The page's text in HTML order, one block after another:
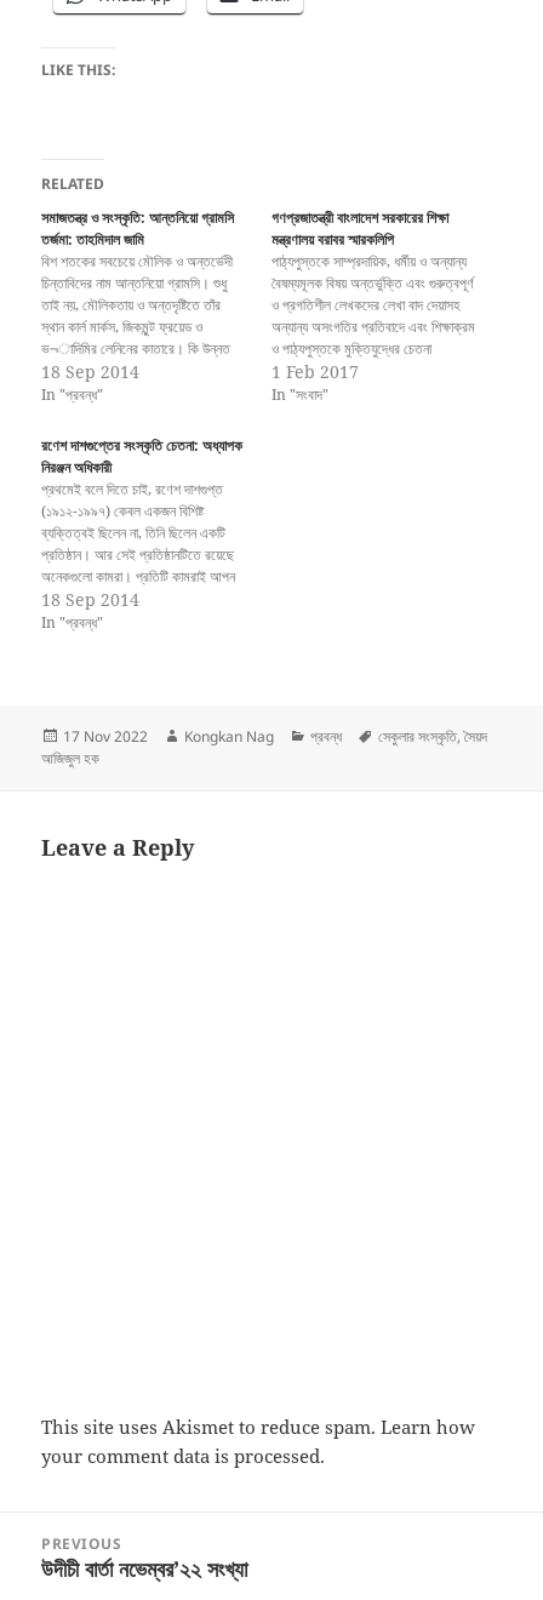
LIKE THIS:
RELATED
সমাজতন্ত্র ও সংস্কৃতি: আন্তনিয়ো গ্রামসি
তর্জমা: তাহমিদাল জামি
বিশ শতকের সবচেয়ে মৌলিক ও অন্তর্ভেদী
চিন্তাবিদের নাম আন্তনিয়ো গ্রামসি। শুধু
তাই নয়, মৌলিকতায় ও অন্তদৃষ্টিতে তাঁর
স্থান কার্ল মার্কস, জিকমুন্ট ফ্রয়েড ও
ভ¬াদিমির লেনিনের কাতারে। কি উন্নত
পুঁজিবাদী রাষ্ট্রে কি সামাজ্যবাদের কবলগ্রস্ত
অনুন্নত দেশে সংস্কৃতি, ধর্ম, ভাষা, সাহিত্য ও
করিতে গ্রামসি অপরিহার্য। দুঃখের বিষয়,…
18 Sep 2014
In "প্রবন্ধ"
গণপ্রজাতন্ত্রী বাংলাদেশ সরকারের শিক্ষা
মন্ত্রণালয় বরাবর স্মারকলিপি
পাঠ্যপুস্তকে সাম্প্রদায়িক, ধর্মীয় ও অন্যান্য
বৈষম্যমূলক বিষয় অন্তর্ভুক্তি এবং গুরুত্বপূর্ণ
ও প্রগতিশীল লেখকদের লেখা বাদ দেয়াসহ
অন্যান্য অসংগতির প্রতিবাদে এবং শিক্ষাক্রম
ও পাঠ্যপুস্তকে মুক্তিযুদ্ধের চেতনা
পরিপন্থীদের ষড়যন্ত্র বিস্তারে জড়িতদের
বিরুদ্ধে কার্যকর ব্যবস্থা গ্রহণের দাবীতে
1 Feb 2017
In "সংবাদ"
রণেশ দাশগুপ্তের সংস্কৃতি চেতনা: অধ্যাপক
নিরঞ্জন অধিকারী
প্রথমেই বলে দিতে চাই, রণেশ দাশগুপ্ত
(১৯১২-১৯৯৭) কেবল একজন বিশিষ্ট
ব্যক্তিত্বই ছিলেন না, তিনি ছিলেন একটি
প্রতিষ্ঠান। আর সেই প্রতিষ্ঠানটিতে রয়েছে
অনেকগুলো কামরা। প্রতিটি কামরাই আপন
আপন সম্পদে সমৃদ্ধ। তাঁর পরিচয় দিতে গিয়ে
অনেকেই তাঁকে ঋষি বলেছেন। ত্যাগ,
18 Sep 2014
In "প্রবন্ধ"
Posted
on
17 Nov 2022 Author
Kongkan Nag Categories
প্রবন্ধ Tags
সেকুলার সংস্কৃতি,সৈয়দ
আজিজুল হক
Leave a Reply
This site uses Akismet to reduce spam.Learn how
your comment data is processed.
navigation
PREVIOUS
Previous
উদীচী বার্তা নভেম্বর’২২ সংখ্যা